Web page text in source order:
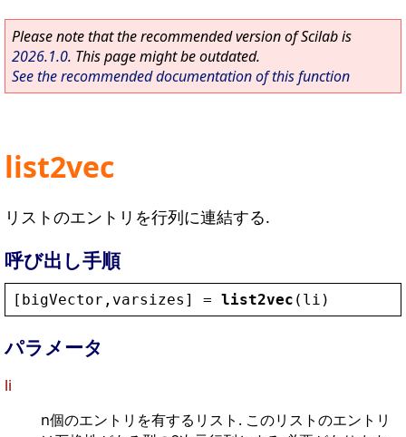
Please note that the recommended version of Scilab is
2026.1.0. This page might be outdated.
See the recommended documentation of this function
list2vec
リストのエントリを行列に連結する.
呼び出し手順
[ bigVector , varsizes ] = list2vec ( li )
パラメータ
li
n個のエントリを有するリスト. このリストのエントリ